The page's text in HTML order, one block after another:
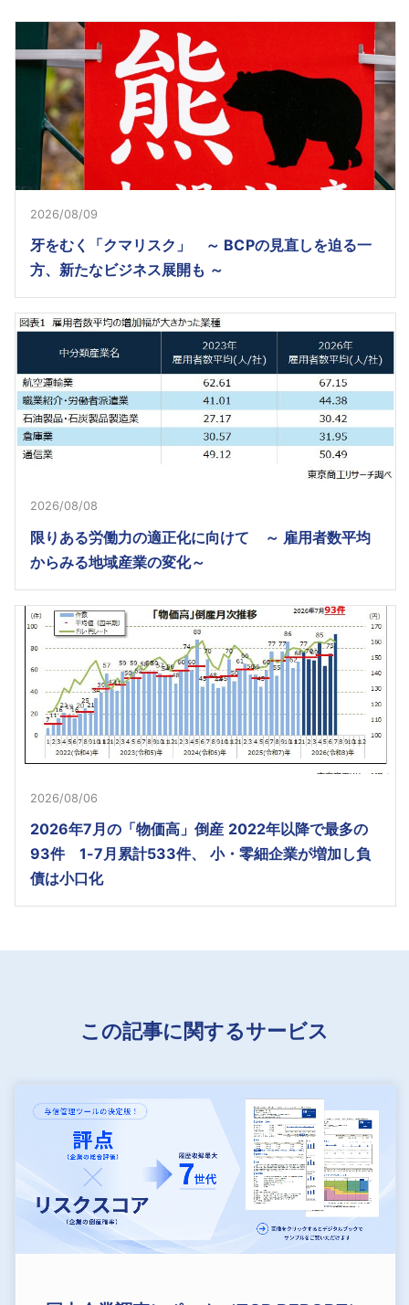
2026/08/09
牙をむく「クマリスク」 ～ BCPの見直しを迫る一
方、新たなビジネス展開も ～
2026/08/08
限りある労働力の適正化に向けて ～ 雇用者数平均
からみる地域産業の変化～
2026/08/06
2026年7月の「物価高」倒産 2022年以降で最多の
93件 1-7月累計533件、 小・零細企業が増加し負
債は小口化
この記事に関するサービス